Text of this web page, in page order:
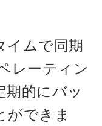
イムで同期
レーティン
的にバッ
ができま